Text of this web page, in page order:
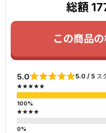
総額
この商品
5.0 5.0 / 5 ス
★★★★★
★★★★